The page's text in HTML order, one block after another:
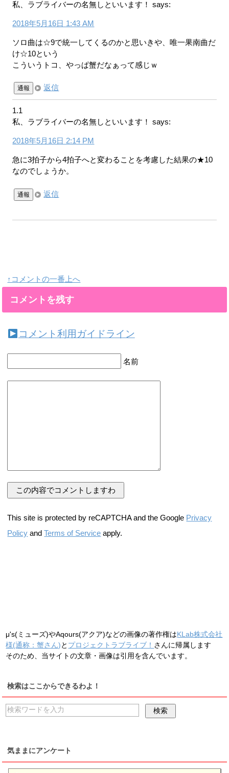
私、ラブライバーの名無しといいます！ says:
2018年5月16日 1:43 AM
ソロ曲は☆9で統一してくるのかと思いきや、唯一果南曲だ
け☆10という
こういうトコ、やっぱ蟹だなぁって感じｗ
通報 返信
1.1
私、ラブライバーの名無しといいます！
says:
2018年5月16日 2:14 PM
急に3拍子から4拍子へと変わることを考慮した結果の★10
なのでしょうか。
通報 返信
↑コメントの一番上へ
コメントを残す
コメント利用ガイドライン
名前
This site is protected by reCAPTCHA and the Google Privacy
Policy andTerms of Service apply.
μ's(ミューズ)やAqours(アクア)などの画像の著作権はKLab株式会社
様(通称：蟹さん)と プロジェクトラブライブ！ さんに帰属します
そのため、当サイトの文章・画像は引用を含んでいます。
検索はここからできるわよ！
気ままにアンケート